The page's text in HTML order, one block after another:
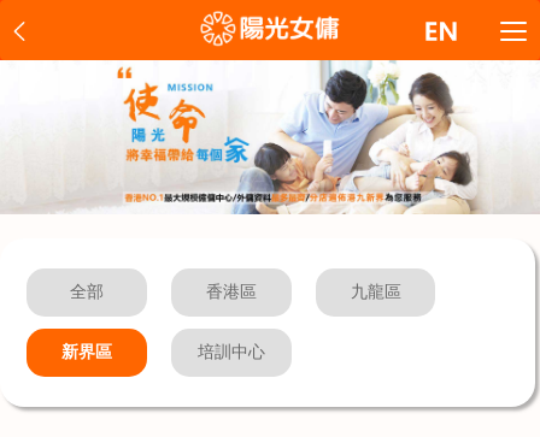
全部 香港區 九龍區
新界區 培訓中心